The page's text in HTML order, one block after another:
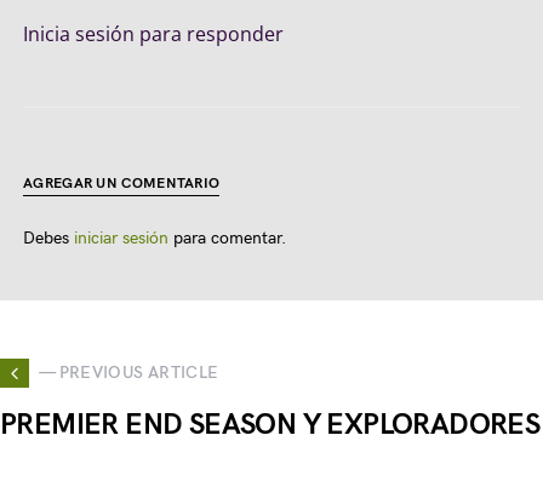
Inicia sesión para responder
AGREGAR UN COMENTARIO
Debes iniciar sesión para comentar.
— PREVIOUS ARTICLE
PREMIER END SEASON Y EXPLORADORES